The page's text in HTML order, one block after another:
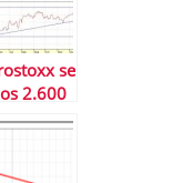
se
2.600